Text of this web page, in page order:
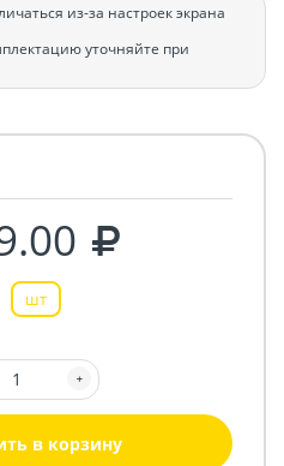
из-за настроек экрана
уточняйте при
шт
в корзину